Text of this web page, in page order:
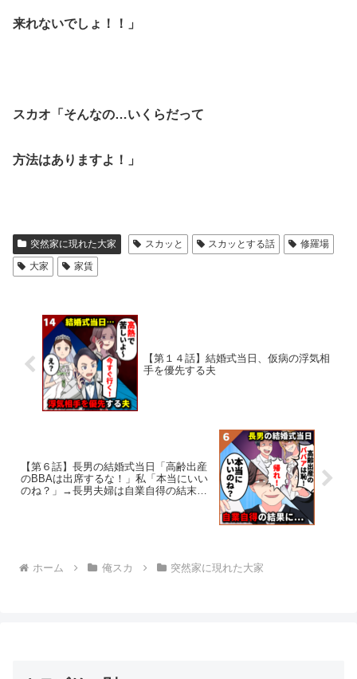
来れないでしょ！！」
スカオ「そんなの…いくらだって
方法はありますよ！」
突然家に現れた大家 スカッと スカッとする話
修羅場
大家
家賃
【第１４話】結婚式当日、仮病の浮気相
手を優先する夫
【第６話】長男の結婚式当日「高齢出産
のBBAは出席するな！」私「本当にいい
のね？」→長男夫婦は自業自得の結末
ホーム 俺スカ 突然家に現れた大家